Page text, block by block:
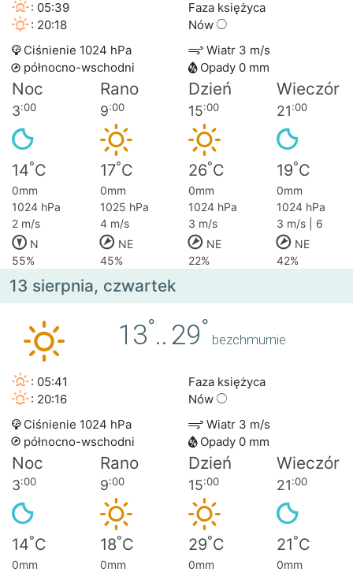
: 05:39
: 20:18
Faza księżyca
Nów
Ciśnienie 1024 hPa
Wiatr 3 m/s
północno-wschodni
Opady 0 mm
Noc Rano Dzień Wieczór
3:00 9:00 15:00 21:00
14°C 17°C 26°C 19°C
0mm 0mm 0mm
0mm
1024 hPa
1025 hPa 1024 hPa
1024 hPa
2 m/s
4 m/s 3 m/s
3 m/s | 6
N
NE NE
NE
55%
45% 22% 42%
13 sierpnia, czwartek
13°.. 29°
bezchmurnie
: 05:41
: 20:16
Faza księżyca
Nów
Ciśnienie 1024 hPa
Wiatr 3 m/s
północno-wschodni
Opady 0 mm
Noc Rano Dzień Wieczór
3:00 9:00 15:00 21:00
14°C 18°C 29°C 21°C
0mm 0mm 0mm
0mm